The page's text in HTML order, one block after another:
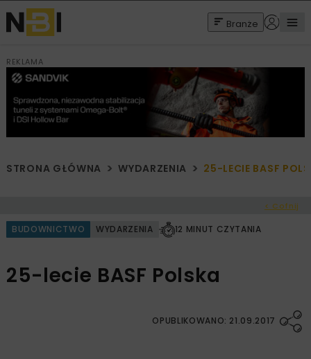
Branże
REKLAMA
STRONA GŁÓWNA WYDARZENIA 25-LECIE BASF
< Cofnij
BUDOWNICTWO WYDARZENIA 12 MINUT CZYTANIA
25-lecie BASF Polska
OPUBLIKOWANO: 21.09.2017